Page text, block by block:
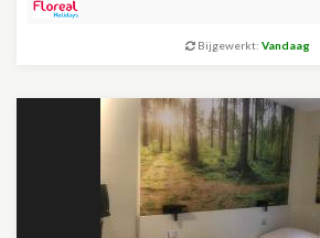
Bijgewerkt: Vandaag